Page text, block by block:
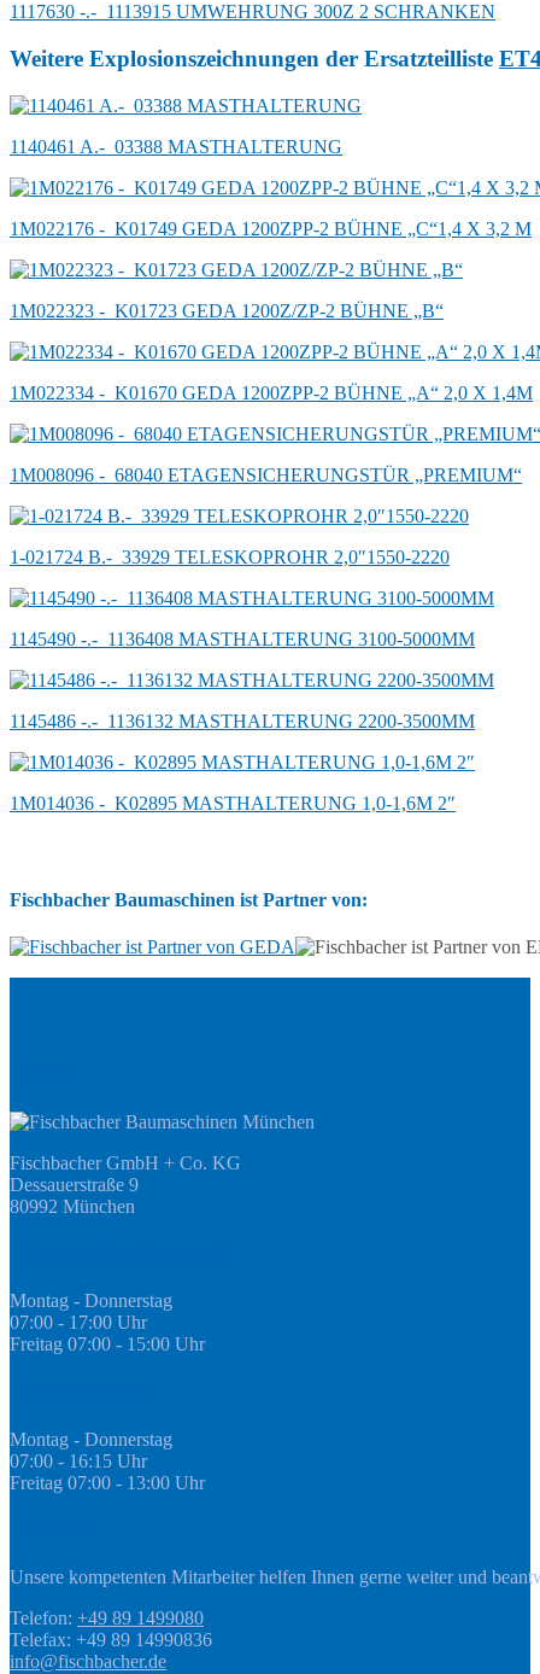
1117630 -.-_1113915 UMWEHRUNG 300Z 2 SCHRANKEN
Weitere Explosionszeichnungen der Ersatzteilliste
1140461 A.-_03388 MASTHALTERUNG
1M022176 -_K01749 GEDA 1200ZPP-2 BÜHNE „C“1,4 X 3,2 M
1M022323 -_K01723 GEDA 1200Z/ZP-2 BÜHNE „B“
1M022334 -_K01670 GEDA 1200ZPP-2 BÜHNE „A“ 2,0 X 1,4M
1M008096 -_68040 ETAGENSICHERUNGSTÜR „PREMIUM“
1-021724 B.-_33929 TELESKOPROHR 2,0″1550-2220
1145490 -.-_1136408 MASTHALTERUNG 3100-5000MM
1145486 -.-_1136132 MASTHALTERUNG 2200-3500MM
1M014036 -_K02895 MASTHALTERUNG 1,0-1,6M 2″
Fischbacher Baumaschinen ist Partner von:
Fischbacher GmbH + Co. KG
Dessauerstraße 9
80992 München
Montag - Donnerstag
07:00 - 17:00 Uhr
Freitag 07:00 - 15:00 Uhr
Montag - Donnerstag
07:00 - 16:15 Uhr
Freitag 07:00 - 13:00 Uhr
Unsere kompetenten Mitarbeiter helfen Ihnen gerne weiter und
Telefon: +49 89 1499080
Telefax: +49 89 14990836
info@fischbacher.de